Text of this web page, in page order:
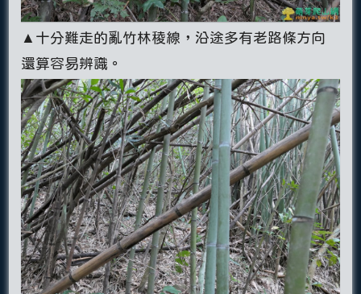
▲十分難走的亂竹林稜線，沿途多有老路條方向
還算容易辨識。